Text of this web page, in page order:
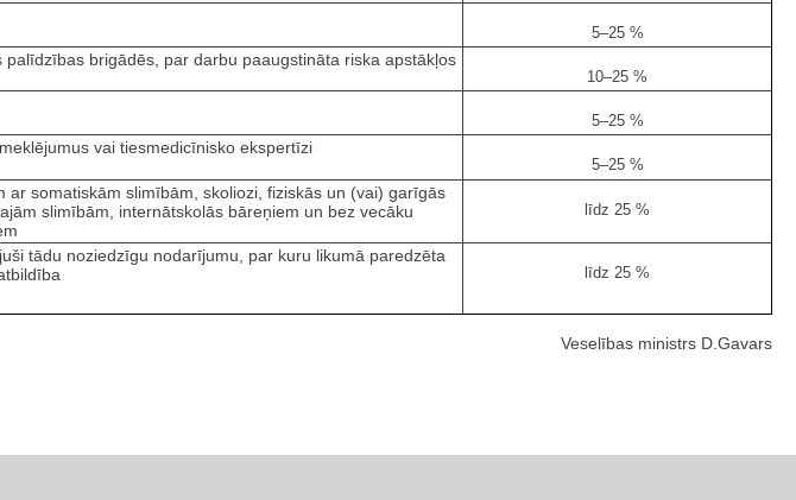
5–25 %
brigādēs, par darbu paaugstināta riska apstākļos
10–25 %
5–25 %
vai tiesmedicīnisko ekspertīzi
5–25 %
somatiskām slimībām, skoliozi, fiziskās un (vai) garīgās
slimībām, internātskolās bāreņiem un bez vecāku
līdz 25 %
tādu noziedzīgu nodarījumu, par kuru likumā paredzēta
līdz 25 %
Veselības ministrs D.Gavars